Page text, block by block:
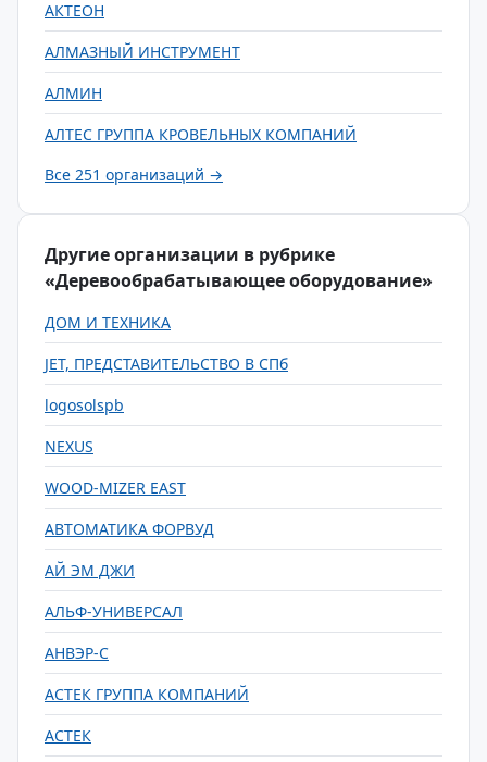
АКТЕОН
АЛМАЗНЫЙ ИНСТРУМЕНТ
АЛМИН
АЛТЕС ГРУППА КРОВЕЛЬНЫХ КОМПАНИЙ
Все 251 организаций →
Другие организации в рубрике
«Деревообрабатывающее оборудование»
ДОМ И ТЕХНИКА
JET, ПРЕДСТАВИТЕЛЬСТВО В СПб
logosolspb
NEXUS
WOOD-MIZER EAST
АВТОМАТИКА ФОРВУД
АЙ ЭМ ДЖИ
АЛЬФ-УНИВЕРСАЛ
АНВЭР-С
АСТЕК ГРУППА КОМПАНИЙ
АСТЕК